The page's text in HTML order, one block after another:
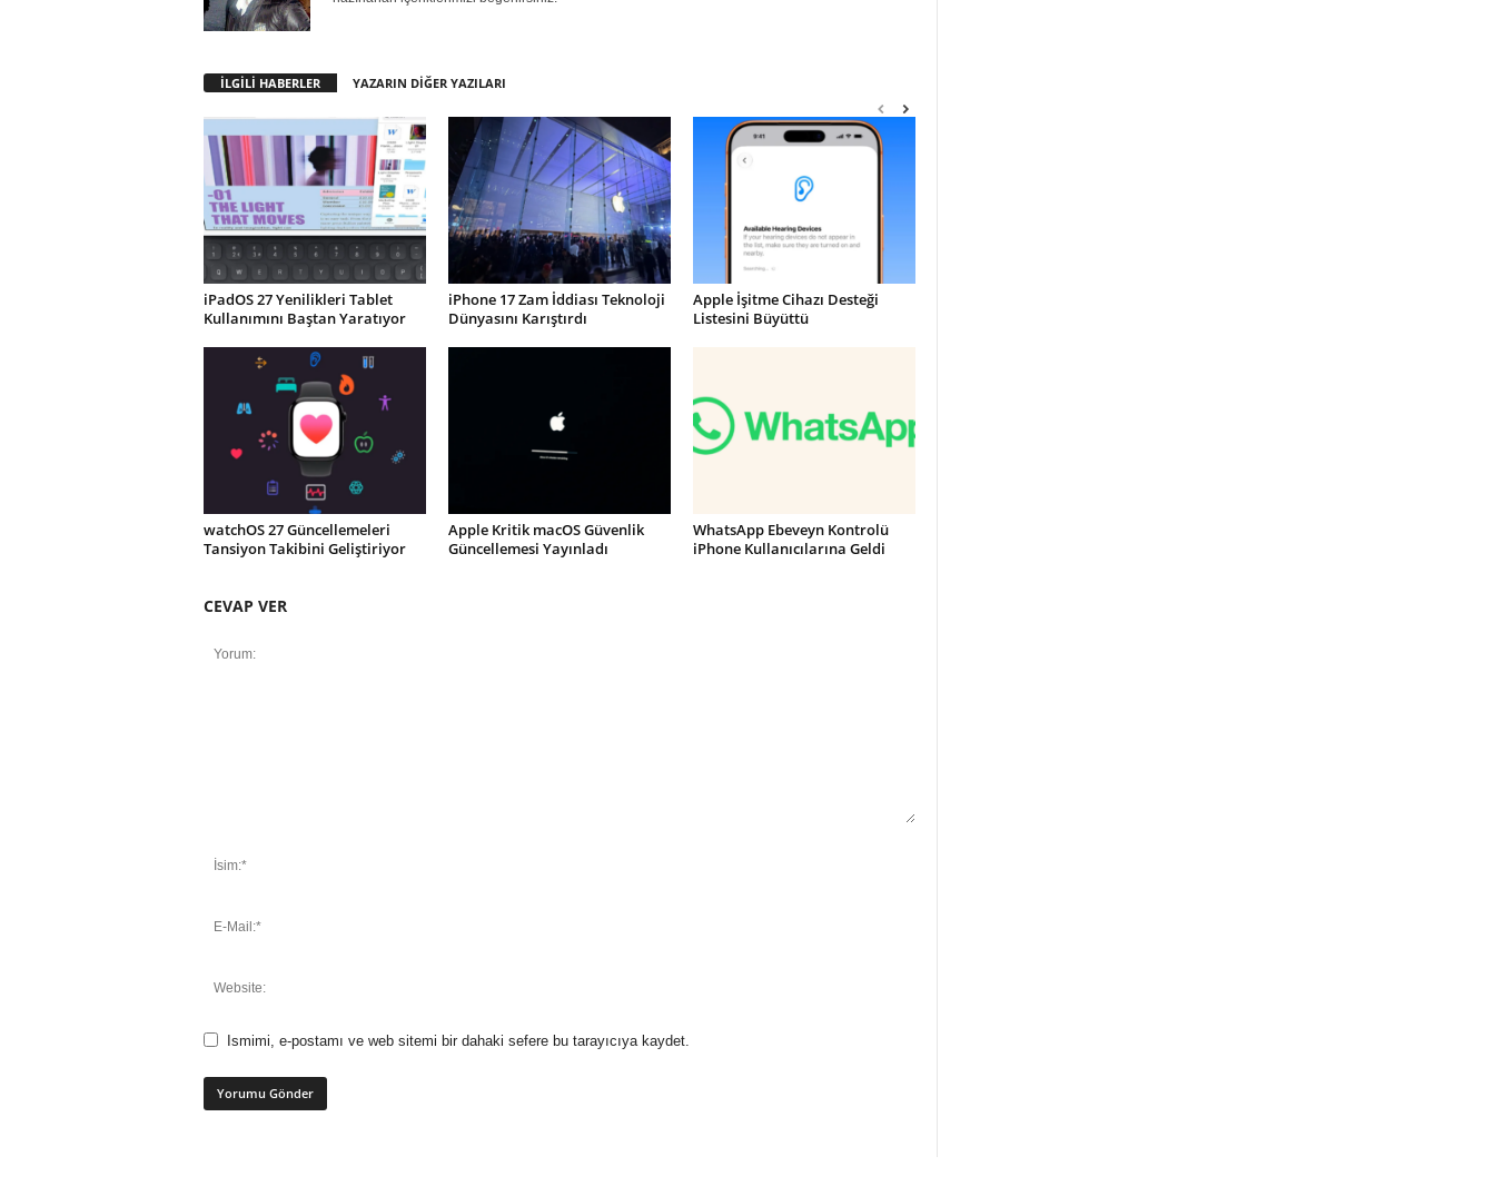
İLGİLİ HABERLER YAZARIN DİĞER YAZILARI
iPadOS 27 Yenilikleri Tablet
Kullanımını Baştan Yaratıyor
iPhone 17 Zam İddiası Teknoloji
Dünyasını Karıştırdı
Apple İşitme Cihazı Desteği
Listesini Büyüttü
watchOS 27 Güncellemeleri
Tansiyon Takibini Geliştiriyor
Apple Kritik macOS Güvenlik
Güncellemesi Yayınladı
WhatsApp Ebeveyn Kontrolü
iPhone Kullanıcılarına Geldi
CEVAP VER
Ismimi, e-postamı ve web sitemi bir dahaki sefere bu tarayıcıya kaydet.